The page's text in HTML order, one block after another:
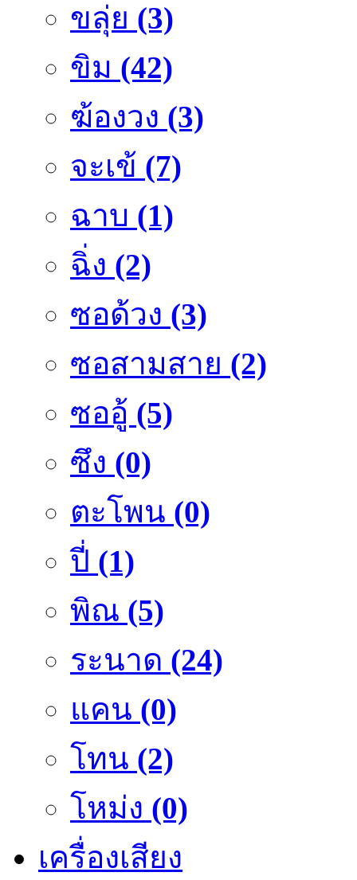
ขลุ่ย (3)
ขิม (42)
ฆ้องวง (3)
จะเข้ (7)
ฉาบ (1)
ฉิ่ง (2)
ซอด้วง (3)
ซอสามสาย (2)
ซออู้ (5)
ซึง (0)
ตะโพน (0)
ปี่ (1)
พิณ (5)
ระนาด (24)
แคน (0)
โทน (2)
โหม่ง (0)
เครื่องเสียง